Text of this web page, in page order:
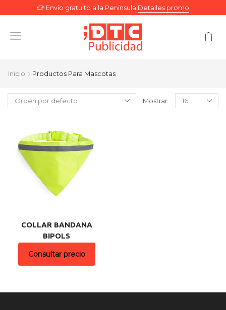
Envío gratuito a la Península Detalles promo
Menu
Inicio Productos Para Mascotas
Mostrar
COLLAR BANDANA
BIPOLS
Consultar precio